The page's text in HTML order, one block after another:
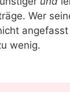
Wer
wenig.